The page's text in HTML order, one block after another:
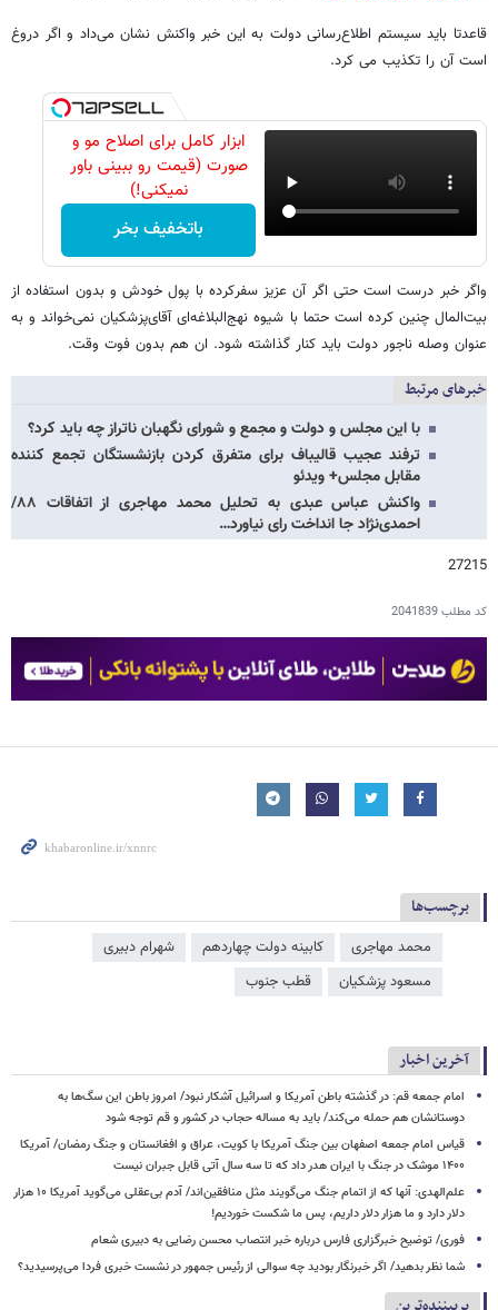
قاعدتا باید سیستم اطلاع‌رسانی دولت به این خبر واکنش نشان می‌داد و اگر دروغ
است آن را تکذیب می کرد.
ابزار کامل برای اصلاح مو و
صورت (قیمت رو ببینی باور
نمیکنی!)
باتخفیف بخر
واگر خبر درست است حتی اگر آن عزیز سفرکرده با پول خودش و بدون استفاده از
بیت‌المال چنین کرده است حتما با شیوه نهج‌البلاغه‌ای آقای‌پزشکیان نمی‌خواند و به
عنوان وصله ناجور دولت باید کنار گذاشته شود. ان هم بدون فوت وقت.
خبرهای مرتبط
با این مجلس و دولت و مجمع و شورای نگهبان ناتراز چه باید کرد؟
ترفند عجیب قالیباف برای متفرق کردن بازنشستگان تجمع کننده
مقابل مجلس+ ویدئو
واکنش عباس عبدی به تحلیل محمد مهاجری از اتفاقات ۸۸/
احمدی‌نژاد جا انداخت رای نیاورد…
27215
کد مطلب2041839
برچسب‌ها
محمد مهاجری کابینه دولت چهاردهم
شهرام دبیری
مسعود پزشکیان
قطب جنوب
آخرین اخبار
امام جمعه قم: در گذشته باطن آمریکا و اسرائیل آشکار نبود/ امروز باطن این سگ‌ها به
دوستانشان هم حمله می‌کند/ باید به مساله حجاب در کشور و قم توجه شود
قیاس امام جمعه اصفهان بین جنگ آمریکا با کویت، عراق و افغانستان و جنگ رمضان/ آمریکا
۱۴۰۰ موشک در جنگ با ایران هدر داد که تا سه سال آتی قابل جبران نیست
علم‌الهدی: آنها که از اتمام جنگ می‌گویند مثل منافقین‌اند/ آدم بی‌عقلی می‌گوید آمریکا ۱۰ هزار
دلار دارد و ما هزار دلار داریم، پس ما شکست خوردیم!
فوری/ توضیح خبرگزاری فارس درباره خبر انتصاب محسن رضایی به دبیری شعام
شما نظر بدهید/ اگر خبرنگار بودید چه سوالی از رئیس جمهور در نشست خبری فردا می‌پرسیدید؟